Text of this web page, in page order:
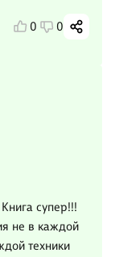
0 0
супер!!!
не в каждой
техники